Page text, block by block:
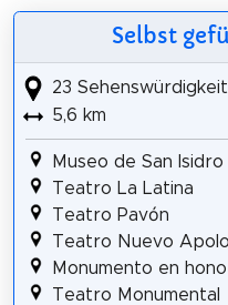
Selbst
23
5,6 km
Museo de San Isidro
Teatro La Latina
Teatro Pavón
Teatro Nuevo Apolo
Monumento en
Teatro Monumental